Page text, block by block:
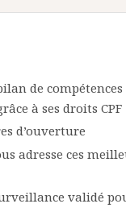
de
à ses droits CPF
d’ouverture
adresse ces
validé